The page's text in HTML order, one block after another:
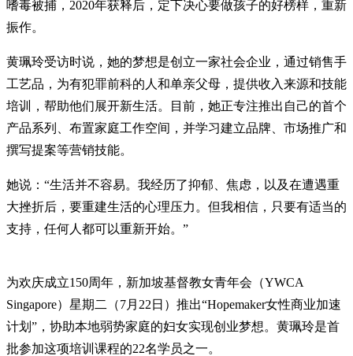
嗜毒被捕，2020年获释后，定下决心要做孩子的好榜样，重新
振作。
黄珮玲受访时说，她的梦想是创立一家社会企业，通过销售手
工艺品，为有犯罪前科的人和单亲父母，提供收入来源和技能
培训，帮助他们展开新生活。目前，她正专注推出自己的首个
产品系列、布置家庭工作空间，并学习建立品牌、市场推广和
撰写提案等营销技能。
她说：“生活并不容易。我经历了抑郁、焦虑，以及在遭遇重
大挫折后，要重建生活的心理压力。但我相信，只要有适当的
支持，任何人都可以重新开始。”
为欢庆成立150周年，新加坡基督教女青年会（YWCA
Singapore）星期二（7月22日）推出“Hopemaker女性商业加速
计划”，协助本地弱势家庭的妇女实现创业梦想。黄珮玲是首
批参加这项培训课程的22名学员之一。